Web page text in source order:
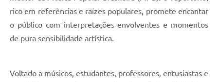
Telefones Úteis
SIC
rico em referências e raízes populares, promete encantar
o público com interpretações envolventes e momentos
de pura sensibilidade artística.
Voltado a músicos, estudantes, professores, entusiastas e